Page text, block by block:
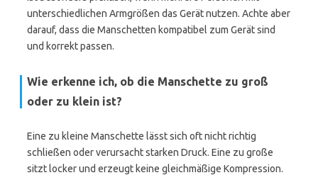
unterschiedlichen Armgrößen das Gerät nutzen. Achte aber
darauf, dass die Manschetten kompatibel zum Gerät sind
und korrekt passen.
Wie erkenne ich, ob die Manschette zu groß
oder zu klein ist?
Eine zu kleine Manschette lässt sich oft nicht richtig
schließen oder verursacht starken Druck. Eine zu große
sitzt locker und erzeugt keine gleichmäßige Kompression.